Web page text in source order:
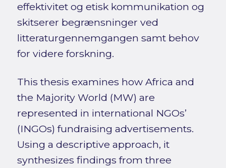
effektivitet og etisk kommunikation og
skitserer begrænsninger ved
litteraturgennemgangen samt behov
for videre forskning.
This thesis examines how Africa and
the Majority World (MW) are
represented in international NGOs’
(INGOs) fundraising advertisements.
Using a descriptive approach, it
synthesizes findings from three